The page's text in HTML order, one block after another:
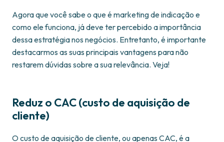
Agora que você sabe o que é marketing de indicação e
como ele funciona, já deve ter percebido a importância
dessa estratégia nos negócios. Entretanto, é importante
destacarmos as suas principais vantagens para não
restarem dúvidas sobre a sua relevância. Veja!
Reduz o CAC (custo de aquisição de
cliente)
O custo de aquisição de cliente, ou apenas CAC, é a